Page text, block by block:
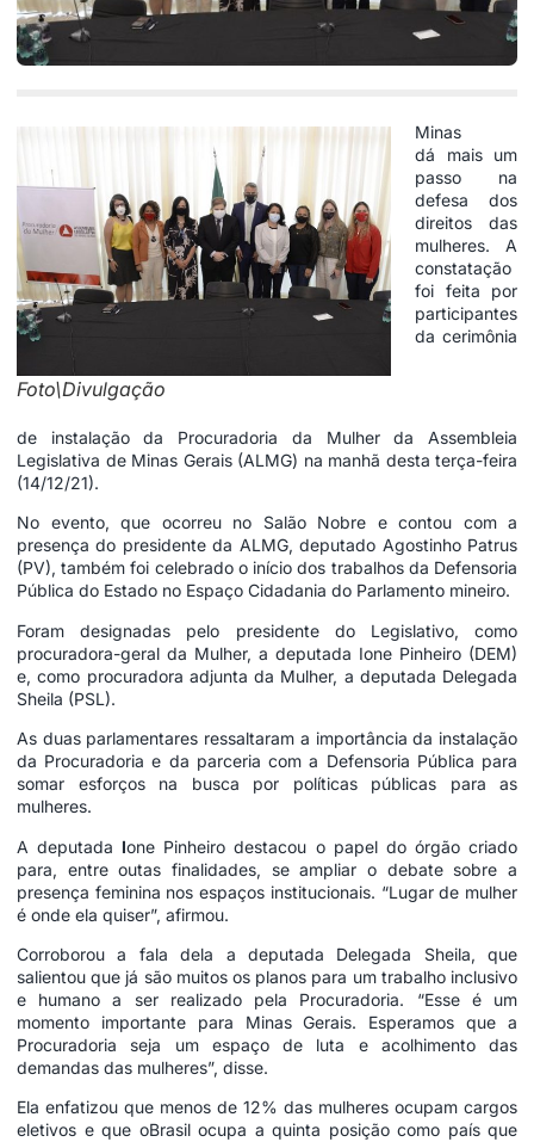
Foto\Divulgação
Minas
dá mais um
passo na
defesa dos
direitos das
mulheres. A
constatação
foi feita por
participantes
da cerimônia
de instalação da Procuradoria da Mulher da Assembleia
Legislativa de Minas Gerais (ALMG) na manhã desta terça-feira
(14/12/21).
No evento, que ocorreu no Salão Nobre e contou com a
presença do presidente da ALMG, deputado Agostinho Patrus
(PV), também foi celebrado o início dos trabalhos da Defensoria
Pública do Estado no Espaço Cidadania do Parlamento mineiro.
Foram designadas pelo presidente do Legislativo, como
procuradora-geral da Mulher, a deputada Ione Pinheiro (DEM)
e, como procuradora adjunta da Mulher, a deputada Delegada
Sheila (PSL).
As duas parlamentares ressaltaram a importância da instalação
da Procuradoria e da parceria com a Defensoria Pública para
somar esforços na busca por políticas públicas para as
mulheres.
A deputada Ione Pinheiro destacou o papel do órgão criado
para, entre outas finalidades, se ampliar o debate sobre a
presença feminina nos espaços institucionais. “Lugar de mulher
é onde ela quiser”, afirmou.
Corroborou a fala dela a deputada Delegada Sheila, que
salientou que já são muitos os planos para um trabalho inclusivo
e humano a ser realizado pela Procuradoria. “Esse é um
momento importante para Minas Gerais. Esperamos que a
Procuradoria seja um espaço de luta e acolhimento das
demandas das mulheres”, disse.
Ela enfatizou que menos de 12% das mulheres ocupam cargos
eletivos e que oBrasil ocupa a quinta posição como país que